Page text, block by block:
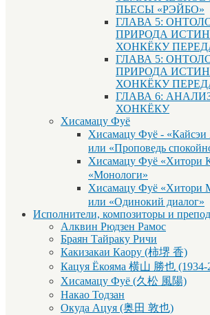
ПЬЕСЫ «РЭЙБО»
ГЛАВА 5:
ПРИРОДА
ХОНКЁКУ
ГЛАВА 5:
ПРИРОДА
ХОНКЁКУ
ГЛАВА 6:
ХОНКЁКУ
Хисамацу Фуё
Хисамацу Фуё -
или «Проповедь
Хисамацу Фуё «Хитори
«Монологи»
Хисамацу Фуё «Хитори
или «Одинокий диалог»
Исполнители, композиторы и
Алквин Рюдзен Рамос
Браян Тайраку Ричи
Какизакаи Каору (柿堺 香)
Кацуя Ёкояма 横山 勝也 (1934-
Хисамацу Фуё (久松 風陽)
Накао Тодзан
Окуда Ацуя (奥田 敦也)